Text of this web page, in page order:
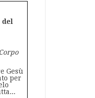
Gesù
per